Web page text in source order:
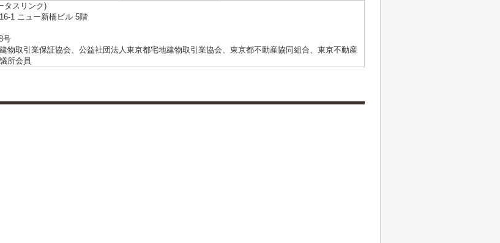
タスリンク)
1 ニュー新橋ビル 5階
号
物取引業保証協会、公益社団法人東京都宅地建物取引業協会、東京都不動産協同組合、東京不動産
所会員